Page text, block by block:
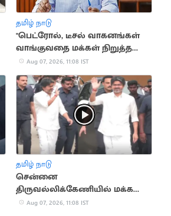
தமிழ் நாடு
"பெட்ரோல், டீசல் வாகனங்கள்
வாங்குவதை மக்கள் நிறுத்த
வேண்டும்".. கெஜ்ரிவால்
Aug 07, 2026, 11:08 IST
தமிழ் நாடு
சென்னை
திருவல்லிக்கேணியில் மக்களை
சந்தித்த முதல்வர் விஜய்!
Aug 07, 2026, 11:08 IST